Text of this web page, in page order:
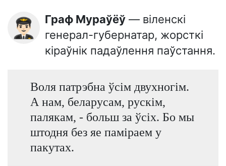
👨🏻‍✈️ Граф Мураўёў — віленскі
генерал-губернатар, жорсткі
кіраўнік падаўлення паўстання.
Воля патрэбна ўсім двухногім.
А нам, беларусам, рускім,
палякам, - больш за ўсіх. Бо мы
штодня без яе паміраем у
пакутах.